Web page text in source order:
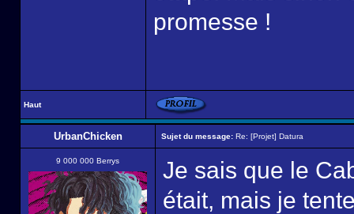
promesse !
Haut
UrbanChicken Sujet du message: Re: [Projet] Datura
9 000 000 Berrys
Je sais que le
était, mais je